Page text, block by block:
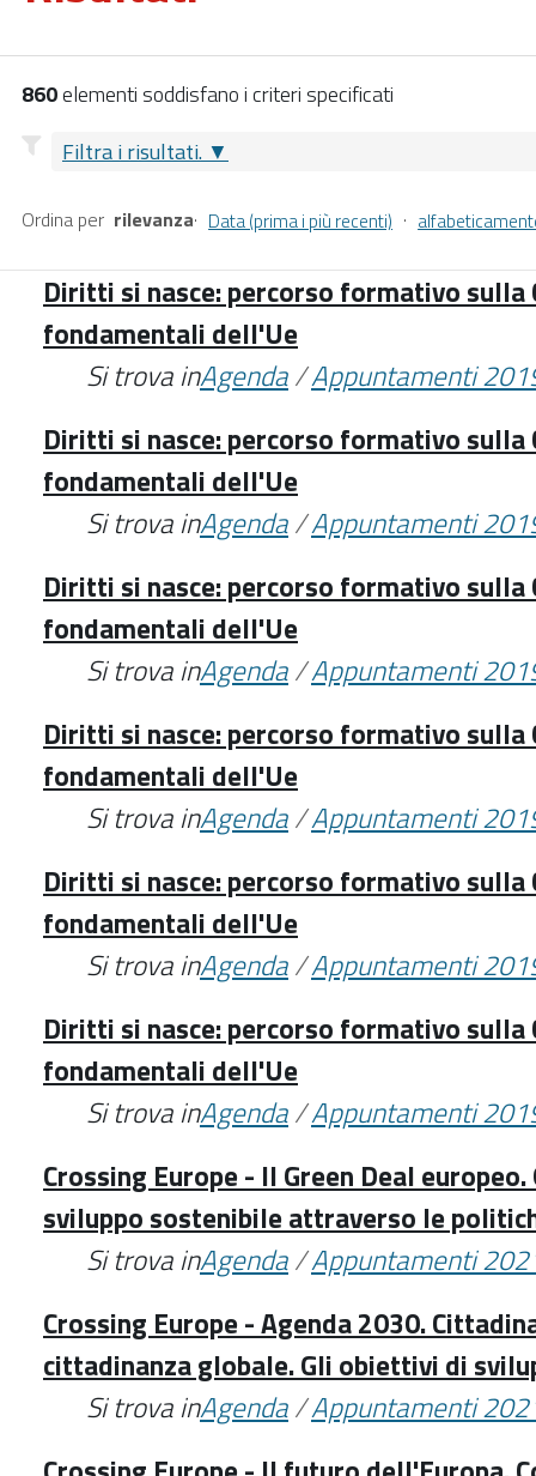
860elementi soddisfano i criteri specificati
Filtra i risultati.
Ordina per rilevanza· Data (prima i più recenti) ·
Diritti si nasce: percorso formativo
fondamentali dell'Ue
Si trova inAgenda/Appuntamenti
Diritti si nasce: percorso formativo
fondamentali dell'Ue
Si trova inAgenda/Appuntamenti
Diritti si nasce: percorso formativo
fondamentali dell'Ue
Si trova inAgenda/Appuntamenti
Diritti si nasce: percorso formativo
fondamentali dell'Ue
Si trova inAgenda/Appuntamenti
Diritti si nasce: percorso formativo
fondamentali dell'Ue
Si trova inAgenda/Appuntamenti
Diritti si nasce: percorso formativo
fondamentali dell'Ue
Si trova inAgenda/Appuntamenti
Crossing Europe - Il Green Deal
sviluppo sostenibile attraverso le
Si trova inAgenda/Appuntamenti
Crossing Europe - Agenda 2030.
cittadinanza globale. Gli obiettivi di
Si trova inAgenda/Appuntamenti